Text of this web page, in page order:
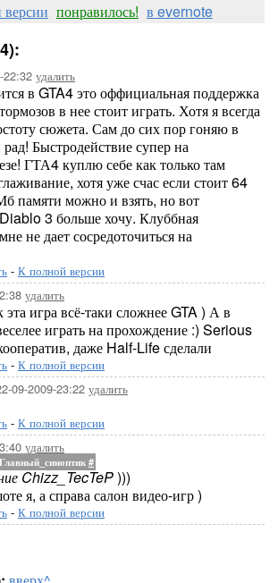
понравилось! в evernote
22:32 удалить
в GTA4 это оффициальная поддержка
в нее стоит играть. Хотя я всегда
сюжета. Сам до сих пор гоняю в
Быстродействие супер на
ГТА4 куплю себе как только там
хотя уже счас если стоит 64
памяти можно и взять, но вот
Diablo 3 больше хочу. Клуббная
не дает сосредоточиться на
- К полной версии
удалить
игра всё-таки сложнее GTA ) А в
играть на прохождение :) Serious
даже Half-Life сделали
- К полной версии
09-2009-23:22 удалить
- К полной версии
удалить
#
Chizz_TecTeP)))
я, а справа салон видео-игр )
- К полной версии